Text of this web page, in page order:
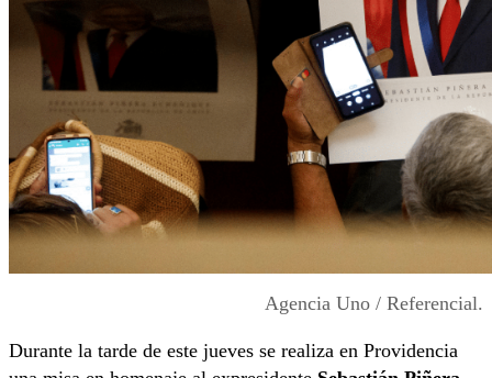
Agencia Uno / Referencial.
Durante la tarde de este jueves se realiza en Providencia